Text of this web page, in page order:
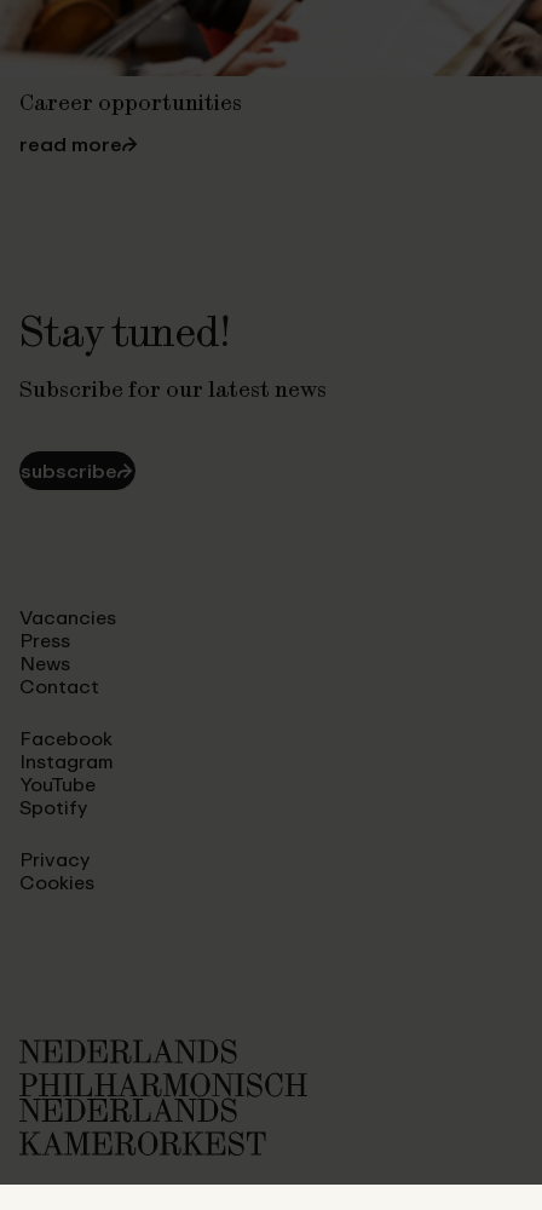
Career opportunities
read more⮫
Stay tuned!
Subscribe for our latest news
subscribe⮫
Vacancies
Press
News
Contact
Facebook
Instagram
YouTube
Spotify
Privacy
Cookies